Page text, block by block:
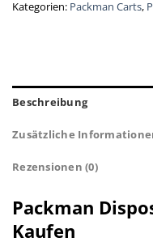
Kategorien: Packman Carts,
Beschreibung
Zusätzliche
Rezensionen (0)
Packman
Kaufen